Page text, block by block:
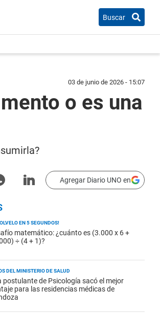
Buscar
03 de junio de 2026 - 15:07
o es una
Agregar Diario UNO en
EN 5 SEGUNDOS!
matemático: ¿cuánto es (3.000 x 6 +
÷ (4 + 1)?
DEL MINISTERIO DE SALUD
postulante de Psicología sacó el mejor
para las residencias médicas de